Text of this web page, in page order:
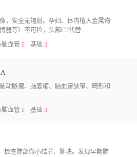
，安全无辐射。孕妇、体内植入金属物
器等）不可检，头部CT代替
脑血管 􀧙 基础 􀧙
动脉瘤、脑萎缩、脑血管狭窄、畸形和
脑血管 􀧙 基础 􀧙
检查肺部微小结节、肿块。发现早期肺